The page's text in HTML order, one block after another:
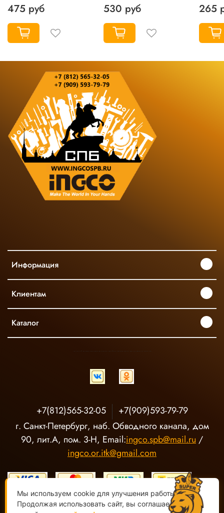
475 руб 530 руб 265
Информация
Клиентам
Каталог
+7(812)565-32-05
+7(909)593-79-79
г. Санкт-Петербург, наб. Обводного канала, дом
90, лит.А, пом. 3-Н, Email:ingco.spb@mail.ru /
ingco.or.itk@gmail.com
Мы используем cookie для улучшения работы сайта.
Продолжая использовать сайт, вы соглашаетесь с